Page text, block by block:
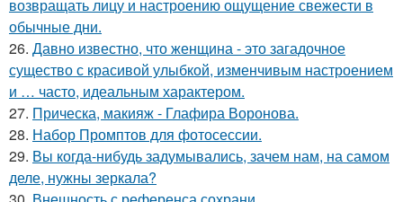
возвращать лицу и настроению ощущение свежести в
обычные дни.
26. Давно известно, что женщина - это загадочное
существо с красивой улыбкой, изменчивым настроением
и … часто, идеальным характером.
27. Прическа, макияж - Глафира Воронова.
28. Набор Промптов для фотосессии.
29. Вы когда-нибудь задумывались, зачем нам, на самом
деле, нужны зеркала?